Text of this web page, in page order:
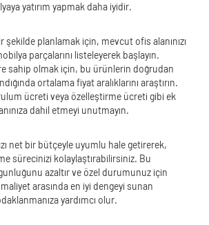
yatırım yapmak daha iyidir.
şekilde planlamak için, mevcut ofis alanınızı
parçalarını listeleyerek başlayın.
sahip olmak için, bu ürünlerin doğrudan
ortalama fiyat aralıklarını araştırın.
ücreti veya özelleştirme ücreti gibi ek
dahil etmeyi unutmayın.
net bir bütçeyle uyumlu hale getirerek,
sürecinizi kolaylaştırabilirsiniz. Bu
azaltır ve özel durumunuz için
arasında en iyi dengeyi sunan
yardımcı olur.